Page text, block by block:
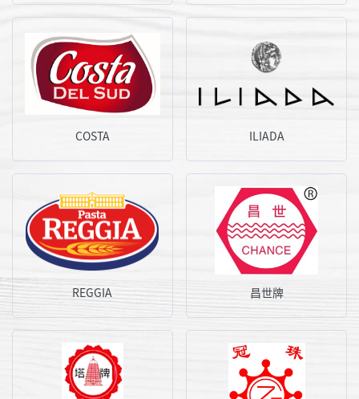
COSTA ILIADA
REGGIA 昌世牌